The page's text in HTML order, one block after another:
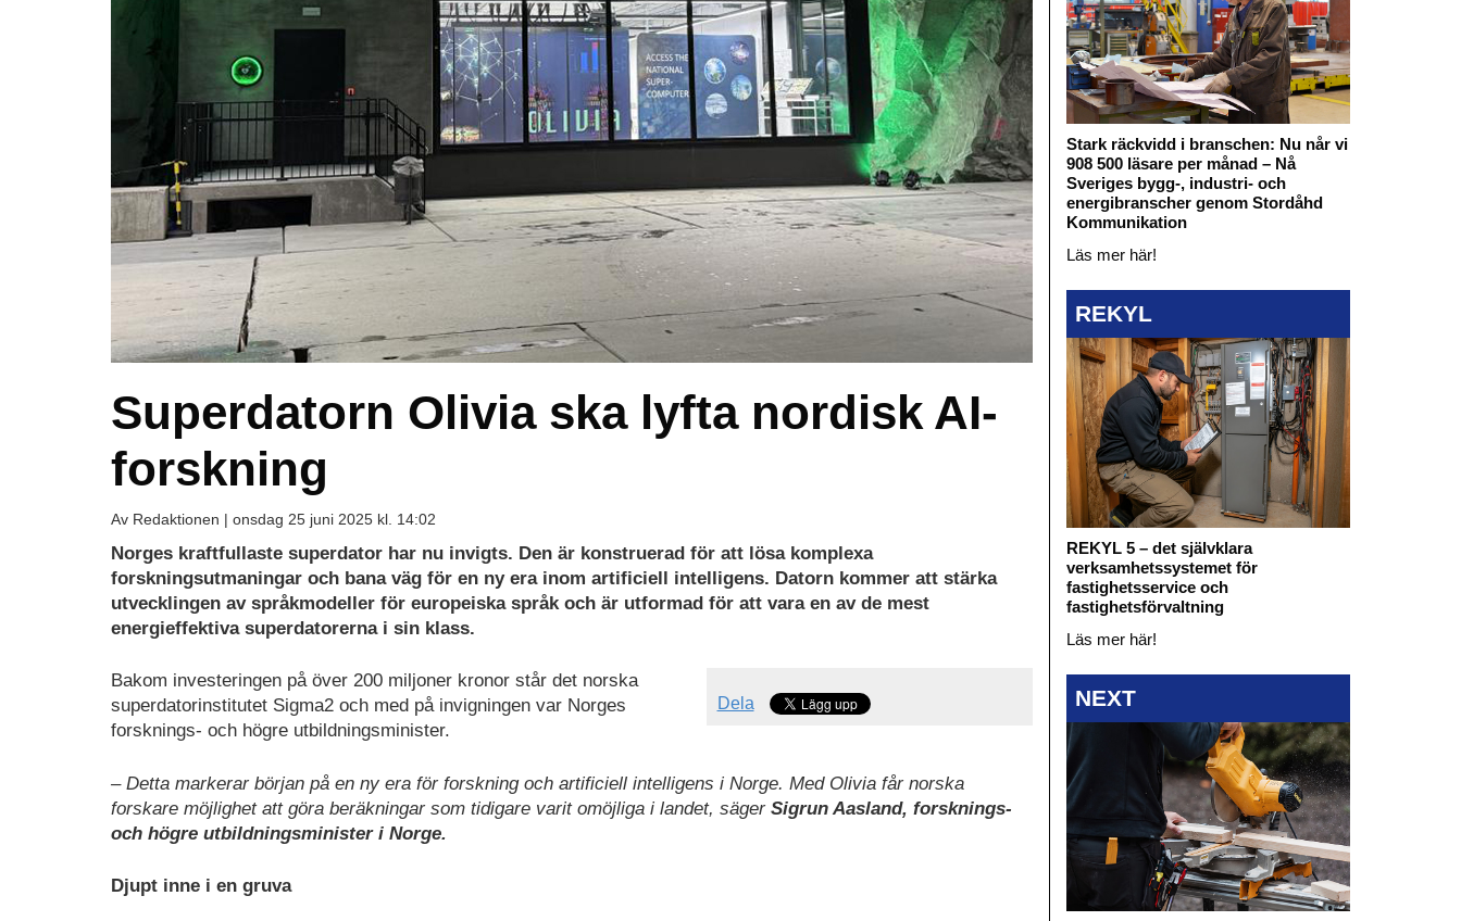
Superdatorn Olivia ska lyfta nordisk AI-
forskning
Av Redaktionen | onsdag 25 juni 2025 kl. 14:02
Norges kraftfullaste superdator har nu invigts. Den är konstruerad för att lösa komplexa
forskningsutmaningar och bana väg för en ny era inom artificiell intelligens. Datorn kommer att stärka
utvecklingen av språkmodeller för europeiska språk och är utformad för att vara en av de mest
energieffektiva superdatorerna i sin klass.
Dela
Bakom investeringen på över 200 miljoner kronor står det norska
superdatorinstitutet Sigma2 och med på invigningen var Norges
forsknings- och högre utbildningsminister.
– Detta markerar början på en ny era för forskning och artificiell intelligens i Norge. Med Olivia får norska
forskare möjlighet att göra beräkningar som tidigare varit omöjliga i landet, säger Sigrun Aasland, forsknings-
och högre utbildningsminister i Norge.
Djupt inne i en gruva
Stark räckvidd i branschen: Nu når vi
908 500 läsare per månad – Nå
Sveriges bygg-, industri- och
energibranscher genom Stordåhd
Kommunikation
Läs mer här!
REKYL
REKYL 5 – det självklara
verksamhetssystemet för
fastighetsservice och
fastighetsförvaltning
Läs mer här!
NEXT